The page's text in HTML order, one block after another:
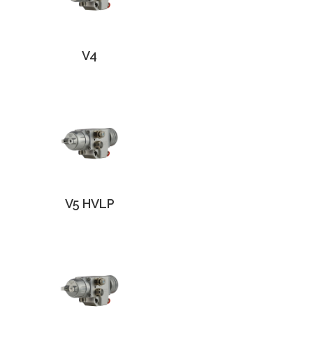
V4
V5 HVLP